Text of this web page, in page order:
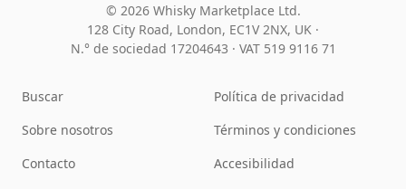
© 2026 Whisky Marketplace Ltd.
128 City Road, London, EC1V 2NX, UK ·
N.° de sociedad 17204643 · VAT 519 9116 71
Buscar
Sobre nosotros
Contacto
Política de privacidad
Términos y condiciones
Accesibilidad